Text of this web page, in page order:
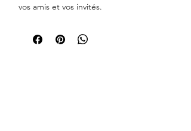
vos amis et vos invités.
sachet de graines personnalisé, et plus
tard admirer les plantes et les fleurs qui